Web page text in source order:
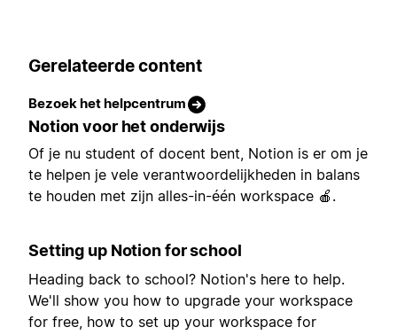
Gerelateerde content
Bezoek het helpcentrum
Notion voor het onderwijs
Of je nu student of docent bent, Notion is er om je
te helpen je vele verantwoordelijkheden in balans
te houden met zijn alles-in-één workspace 🍎.
Setting up Notion for school
Heading back to school? Notion's here to help.
We'll show you how to upgrade your workspace
for free, how to set up your workspace for